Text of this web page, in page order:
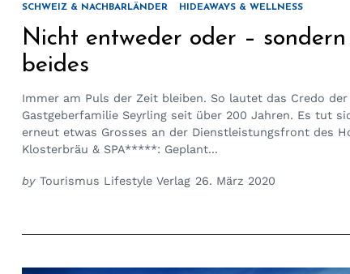
SCHWEIZ & NACHBARLÄNDER HIDEAWAYS & WELLNESS
Nicht entweder oder – sondern
beides
Immer am Puls der Zeit bleiben. So lautet das Credo der
Gastgeberfamilie Seyrling seit über 200 Jahren. Es tut
erneut etwas Grosses an der Dienstleistungsfront des
Klosterbräu & SPA*****: Geplant...
by Tourismus Lifestyle Verlag 26. März 2020